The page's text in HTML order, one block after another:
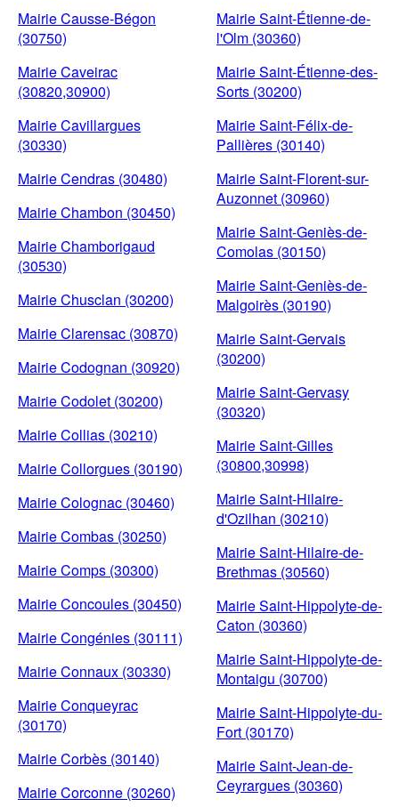
Mairie Causse-Bégon
(30750)
Mairie Caveirac
(30820,30900)
Mairie Cavillargues
(30330)
Mairie Cendras (30480)
Mairie Chambon (30450)
Mairie Chamborigaud
(30530)
Mairie Chusclan (30200)
Mairie Clarensac (30870)
Mairie Codognan (30920)
Mairie Codolet (30200)
Mairie Collias (30210)
Mairie Collorgues (30190)
Mairie Colognac (30460)
Mairie Combas (30250)
Mairie Comps (30300)
Mairie Concoules (30450)
Mairie Congénies (30111)
Mairie Connaux (30330)
Mairie Conqueyrac
(30170)
Mairie Corbès (30140)
Mairie Corconne (30260)
Mairie Saint-Étienne-de-
l'Olm (30360)
Mairie Saint-Étienne-des-
Sorts (30200)
Mairie Saint-Félix-de-
Pallières (30140)
Mairie Saint-Florent-sur-
Auzonnet (30960)
Mairie Saint-Geniès-de-
Comolas (30150)
Mairie Saint-Geniès-de-
Malgoirès (30190)
Mairie Saint-Gervais
(30200)
Mairie Saint-Gervasy
(30320)
Mairie Saint-Gilles
(30800,30998)
Mairie Saint-Hilaire-
d'Ozilhan (30210)
Mairie Saint-Hilaire-de-
Brethmas (30560)
Mairie Saint-Hippolyte-de-
Caton (30360)
Mairie Saint-Hippolyte-de-
Montaigu (30700)
Mairie Saint-Hippolyte-du-
Fort (30170)
Mairie Saint-Jean-de-
Ceyrargues (30360)